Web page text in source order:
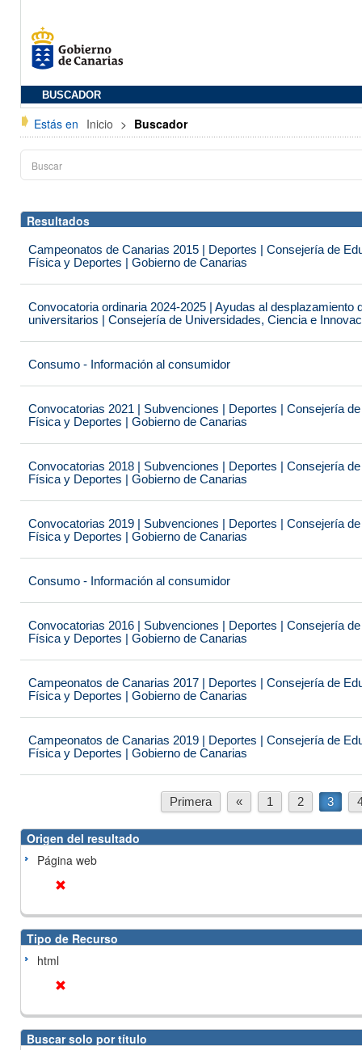
BUSCADOR
Estás en Inicio > Buscador
Resultados
Campeonatos de Canarias 2015 | Deportes | Consejería de
Física y Deportes | Gobierno de Canarias
Convocatoria ordinaria 2024-2025 | Ayudas al desplazamiento
universitarios | Consejería de Universidades, Ciencia e
Consumo - Información al consumidor
Convocatorias 2021 | Subvenciones | Deportes | Consejería
Física y Deportes | Gobierno de Canarias
Convocatorias 2018 | Subvenciones | Deportes | Consejería
Física y Deportes | Gobierno de Canarias
Convocatorias 2019 | Subvenciones | Deportes | Consejería
Física y Deportes | Gobierno de Canarias
Consumo - Información al consumidor
Convocatorias 2016 | Subvenciones | Deportes | Consejería
Física y Deportes | Gobierno de Canarias
Campeonatos de Canarias 2017 | Deportes | Consejería de
Física y Deportes | Gobierno de Canarias
Campeonatos de Canarias 2019 | Deportes | Consejería de
Física y Deportes | Gobierno de Canarias
Primera « 1 2 3
Origen del resultado
Página web
Tipo de Recurso
html
Buscar solo por título